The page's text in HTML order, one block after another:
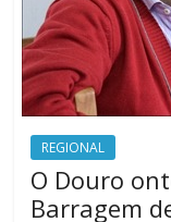
REGIONAL
O Douro
Barragem